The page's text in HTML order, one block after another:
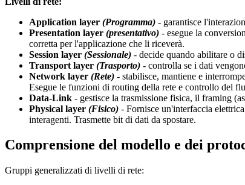
Application layer (Programma) - garantisce
Presentation layer (presentativo) - esegue la
corretta per l'applicazione che li riceverà.
Session layer (Sessionale) - decide quando abilitare o
Transport layer (Trasporto) - controlla se i dati
Network layer (Rete) - stabilisce, mantiene e
Esegue le funzioni di routing della rete e controllo del
Data-Link - gestisce la trasmissione fisica, il framing
Physical layer (Fisico) - Fornisce un'interfaccia
interagenti. Trasmette bit di dati da spostare.
Comprensione del modello e dei
Gruppi generalizzati di livelli di rete: